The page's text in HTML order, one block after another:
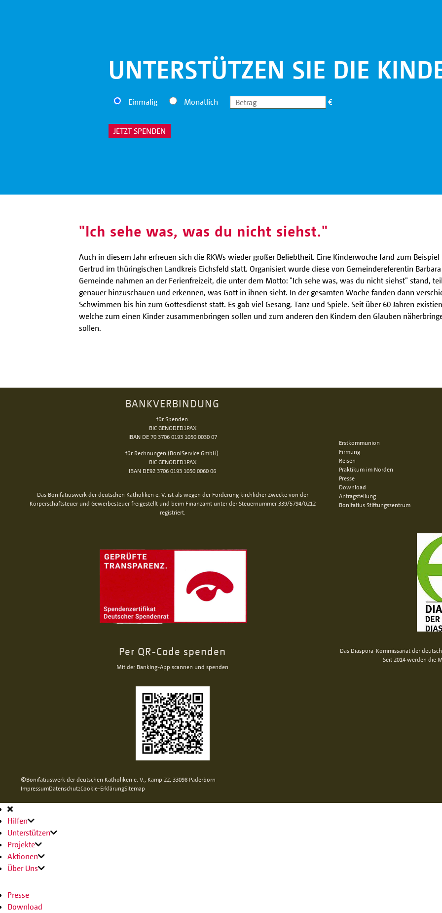
UNTERSTÜTZEN SIE DIE
Einmalig Monatlich €
JETZT SPENDEN
"Ich sehe was, was du nicht siehst."
Auch in diesem Jahr erfreuen sich die RKWs wieder großer Beliebtheit. Eine Kinderwoche fand zum
Gertrud im thüringischen Landkreis Eichsfeld statt. Organisiert wurde diese von Gemeindereferentin
Gemeinde nahmen an der Ferienfreizeit, die unter dem Motto: "Ich sehe was, was du nicht siehst" stand,
genauer hinzuschauen und erkennen, was Gott in ihnen sieht. In der gesamten Woche fanden dann
Schwimmen bis hin zum Gottesdienst statt. Es gab viel Gesang, Tanz und Spiele. Seit über 60 Jahren
welche zum einen Kinder zusammenbringen sollen und zum anderen den Kindern den Glauben
sollen.
BANKVERBINDUNG
für Spenden:
BIC GENODED1PAX
IBAN DE 70 3706 0193 1050 0030 07
für Rechnungen (BoniService GmbH):
BIC GENODED1PAX
IBAN DE92 3706 0193 1050 0060 06
Das Bonifatiuswerk der deutschen Katholiken e. V. ist als wegen der Förderung kirchlicher Zwecke von der
Körperschaftsteuer und Gewerbesteuer freigestellt und beim Finanzamt unter der Steuernummer 339/5794/0212
registriert.
Per QR-Code spenden
Mit der Banking-App scannen und spenden
Erstkommunion
Firmung
Reisen
Praktikum im Norden
Presse
Download
Antragstellung
Bonifatius Stiftungszentrum
Das Diaspora-Kommissariat der
Seit 2014 werden die
©Bonifatiuswerk der deutschen Katholiken e. V., Kamp 22, 33098 Paderborn
ImpressumDatenschutzCookie-ErklärungSitemap
Hauptnavigation
Hilfen
Unterstützen
Projekte
Aktionen
Über Uns
Presse
Download